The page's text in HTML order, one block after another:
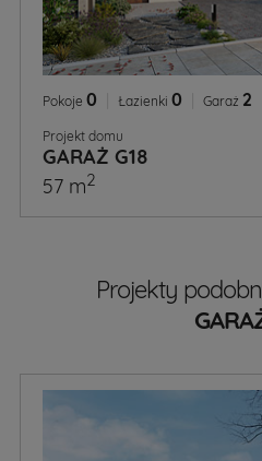
Pokoje 0 Łazienki 0 Garaż 2
Projekt domu
GARAŻ G18
57 m2
Projekty